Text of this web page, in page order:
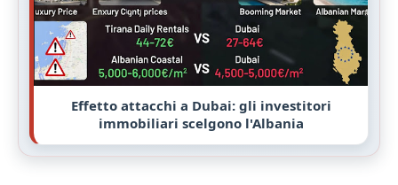
Effetto attacchi a Dubai: gli investitori
immobiliari scelgono l'Albania